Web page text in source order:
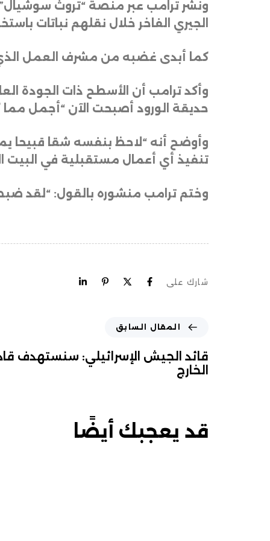
ونشر ترامب عبر منصة “تروث سوشيال”
الجيري الفاخر خلال نقلهم نباتات
كما أبدى غضبه من مشرف العمل الذي
وأكد ترامب أن الأسطح ذات الجودة
حديقة الورود أصبحت الآن “أجمل
تنفيذ أي أعمال مستقبلية في البيت
وختم ترامب منشوره بالقول: “لقد
شارك على
المقال السابق
قائد الجيش الإسرائيلي: سنستهدف
الخارج
قد يعجبك أيضًا